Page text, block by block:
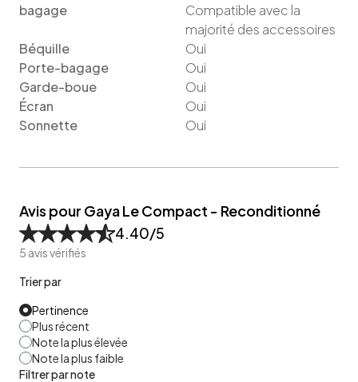
bagage
Compatible avec la
majorité des accessoires
Béquille
Oui
Porte-bagage
Oui
Garde-boue
Oui
Écran
Oui
Sonnette
Oui
Avis pour Gaya Le Compact - Reconditionné
4.40/5
5 avis vérifiés
Trier par
Pertinence
Plus récent
Note la plus élevée
Note la plus faible
Filtrer par note